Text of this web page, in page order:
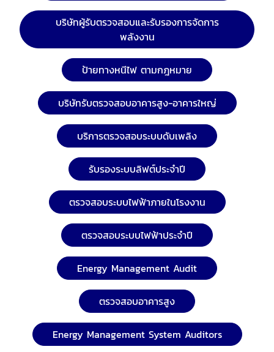
บริษัทผู้รับตรวจสอบและรับรองการจัดการ
พลังงาน
ป้ายทางหนีไฟ ตามกฎหมาย
บริษัทรับตรวจสอบอาคารสูง-อาคารใหญ่
บริการตรวจสอบระบบดับเพลิง
รับรองระบบลิฟต์ประจำปี
ตรวจสอบระบบไฟฟ้าภายในโรงงาน
ตรวจสอบระบบไฟฟ้าประจำปี
Energy Management Audit
ตรวจสอบอาคารสูง
Energy Management System Auditors